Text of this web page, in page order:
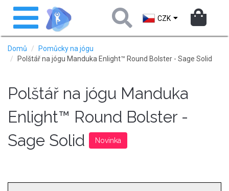
Přejít
hlavnímu
obsahu
Toggle
navigation
CZK
Domů
Pomůcky na jógu
Polštář na jógu Manduka Enlight™ Round Bolster - Sage Solid
Polštář na jógu Manduka
Enlight™ Round Bolster -
Sage Solid
Novinka